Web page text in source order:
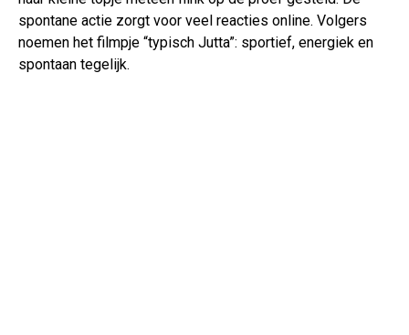
spontane actie zorgt voor veel reacties online. Volgers
noemen het filmpje “typisch Jutta”: sportief, energiek en
spontaan tegelijk.